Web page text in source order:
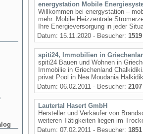
energystation Mobile
Willkommen bei energystation –
mehr. Mobile Heizzentrale
Ihre Energieversorgung in jeder
Datum: 15.11.2020 - Besucher: 1519
spiti24, Immobilien in
spiti24 Bauen und Wohnen in
Immobilie in Griechenland
privat Pool in Nea Moudania
Datum: 06.02.2011 - Besucher: 2107
Lautertal Hasert GmbH
Hersteller und Verkäufer von
weiteren Tätigkeiten liegen im
Datum: 07.02.2011 - Besucher: 1851